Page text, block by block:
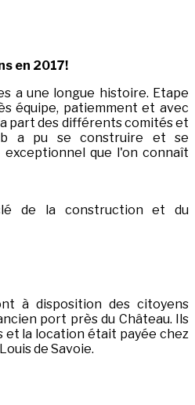
en 2017!
a une longue histoire. Etape
équipe, patiemment et avec
part des différents comités et
a pu se construire et se
exceptionnel que l'on connaît
de la construction et du
à disposition des citoyens
port près du Château. Ils
la location était payée chez
de Savoie.